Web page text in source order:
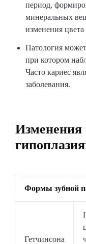
период,
минеральных
изменения
Патология
при котором
Часто кариес
заболевания.
Изменения
Формы зубной
Гетчинсона